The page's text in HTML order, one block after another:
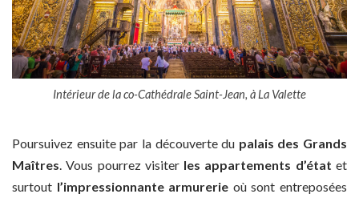
Intérieur de la co-Cathédrale Saint-Jean, à La Valette
Poursuivez ensuite par la découverte du palais des Grands
Maîtres. Vous pourrez visiter les appartements d’état et
surtout l’impressionnante armurerie où sont entreposées